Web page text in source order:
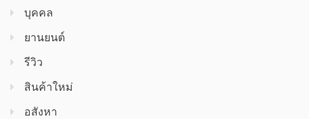
บุคคล
ยานยนต์
รีวิว
สินค้า​ใหม่​
อสังหา